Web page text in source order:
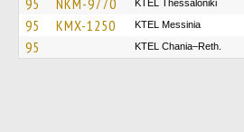
95 NKM-9770 KTEL Thessaloniki
95 KMX-1250 KTEL Messinia
95 KTEL Chania–Reth.